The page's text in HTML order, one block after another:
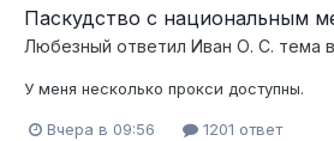
Паскудство с национальным
Любезный ответил Иван О. С. тема в
У меня несколько прокси доступны.
Вчера в 09:56 1201 ответ